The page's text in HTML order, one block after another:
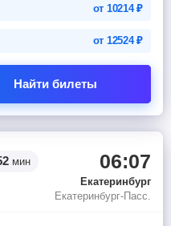
от 10214₽
от 12524₽
Найти билеты
мин 06:07
Екатеринбург
Екатеринбург-Пасс.